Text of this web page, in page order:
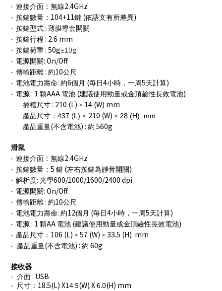
‧ 連接介面：無線2.4GHz
‧ 按鍵數量： 104+11鍵 (依語文有所差異)
‧ 按鍵型式 : 薄膜導套開關
‧ 按鍵行程 : 2.6 mm
‧ 按鍵荷重 : 50g±10g
‧ 電源開關: On/Off
‧ 傳輸距離 : 約10公尺
‧ 電池電力壽命: 約6個月 (每日 4小時，一周 5天計算)
‧ 電源 : 1 顆AAA 電池 (建議使用勁量或金頂鹼性長效電池)
插槽尺寸 : 210 (L) × 14 (W) mm
產品尺寸： 437 (L) × 210 (W) × 28 (H) mm
產品重量(不含電池) : 約 560g
滑鼠
‧ 連接介面：無線2.4GHz
‧ 按鍵數量： 5 鍵 (左右按鍵為靜音開關)
‧ 解析度: 光學600/1000/1600/2400 dpi
‧ 電源開關: On/Off
‧ 傳輸距離 : 約10公尺
‧ 電池電力壽命: 約12個月 (每日 4小時，一周 5天計算)
‧ 電源 : 1 顆AA 電池 (建議使用勁量或金頂鹼性長效電池)
‧ 產品尺寸： 106 (L) × 57 (W) × 33.5 (H) mm
‧ 產品重量(不含電池) : 約 60g
接收器
‧ 介面 : USB
‧ 尺寸 ： 18.5(L) X14.5(W) X 6.0(H) mm